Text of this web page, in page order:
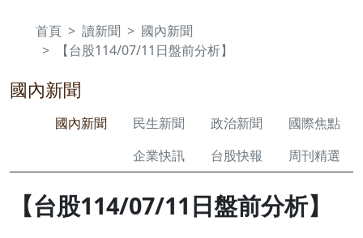
首頁 讀新聞
國內新聞
【台股114/07/11日盤前分析】
國內新聞
國內新聞 民生新聞 政治新聞
國際焦點
企業快訊
台股快報 周刊精選
【台股114/07/11日盤前分析】